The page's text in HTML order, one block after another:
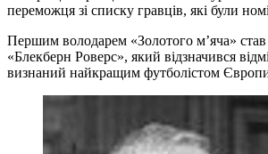
переможця зі списку гравців, які були
Першим володарем «Золотого м’яча»
«Блекберн Роверс», який відзначився
визнаний найкращим футболістом